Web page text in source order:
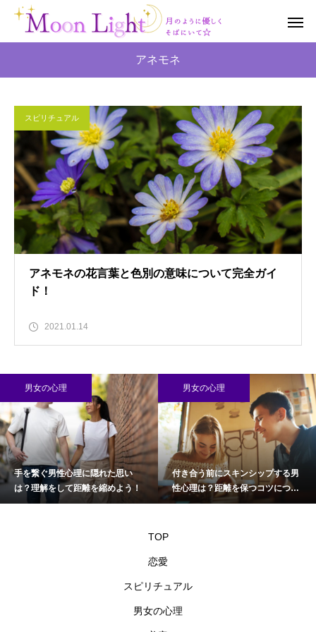
アネモネ
スピリチュアル
アネモネの花言葉と色別の意味について完全ガイ
ド！
2021.01.14
男女の心理
手を繋ぐ男性心理に隠れた思い
は？理解をして距離を縮めよう！
男女の心理
付き合う前にスキンシップする男
性心理は？距離を保つコツについ
て
TOP
恋愛
スピリチュアル
男女の心理